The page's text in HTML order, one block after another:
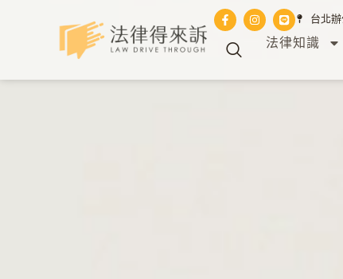
台北
法律知識